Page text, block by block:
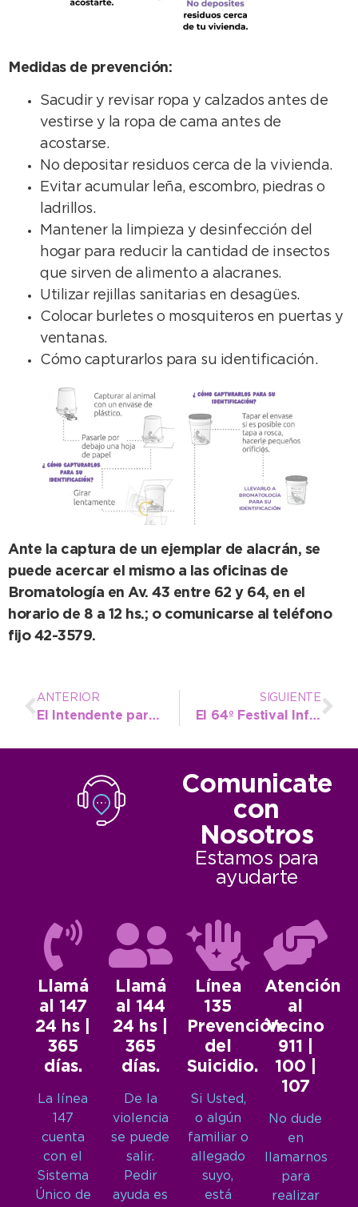
Medidas de prevención:
Sacudir y revisar ropa y calzados antes de
vestirse y la ropa de cama antes de
acostarse.
No depositar residuos cerca de la vivienda.
Evitar acumular leña, escombro, piedras o
ladrillos.
Mantener la limpieza y desinfección del
hogar para reducir la cantidad de insectos
que sirven de alimento a alacranes.
Utilizar rejillas sanitarias en desagües.
Colocar burletes o mosquiteros en puertas y
ventanas.
Cómo capturarlos para su identificación.
Ante la captura de un ejemplar de alacrán, se
puede acercar el mismo a las oficinas de
Bromatología en Av. 43 entre 62 y 64, en el
horario de 8 a 12 hs.; o comunicarse al teléfono
fijo 42-3579.
ANTERIOR
El Intendente participó en la asunción de Myrian Bustos en el Consejo Escolar
SIGUIENTE
El 64º Festival Infantil contará con una generosa grilla de artistas
Comunicate
con
Nosotros
Estamos para
ayudarte
Llamá
al 147
24 hs |
365
días.
La línea
147
cuenta
con el
Sistema
Único de
Llamá
al 144
24 hs |
365
días.
De la
violencia
se puede
salir.
Pedir
ayuda es
Línea
135
Prevención
del
Suicidio.
Si Usted,
o algún
familiar o
allegado
suyo,
está
Atención
al
Vecino
911 |
100 |
107
No dude
en
llamarnos
para
realizar